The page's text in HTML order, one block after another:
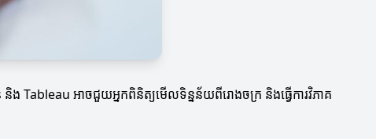
Tableau អាចជួយអ្នកពិនិត្យមើលទិន្នន័យពីរោងចក្រ និងធ្វើការវិភាគ